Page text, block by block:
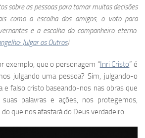
sobre as pessoas para tomar muitas decisões
como a escolha dos amigos, o voto para
e a escolha do companheiro eterno.
Julgar os Outros)
exemplo, que o personagem “Inri Cristo” é
julgando uma pessoa? Sim, julgando-o
falso cristo baseando-nos nas obras que
suas palavras e ações, nos protegemos,
que nos afastará do Deus verdadeiro.